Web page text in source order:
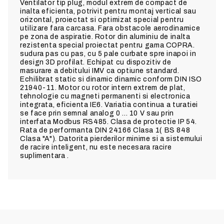
Ventilator tip plug, modul extrem de compact de
inalta eficienta, potrivit pentru montaj vertical sau
orizontal, proiectat si optimizat special pentru
utilizare fara carcasa. Fara obstacole aerodinamice
pe zona de aspiratie. Rotor din aluminiu de inalta
rezistenta special proiectat pentru gama COPRA.
sudura pas cu pas, cu 5 pale curbate spre inapoi in
design 3D profilat. Echipat cu dispozitiv de
masurare a debitului IMV ca optiune standard.
Echilibrat static si dinamic dinamic conform DIN ISO
21940-11. Motor cu rotor intern extrem de plat,
tehnologie cu magneti permanenti si electronica
integrata, eficienta IE6. Variatia continua a turatiei
se face prin semnal analog 0 ... 10 V sau prin
interfata Modbus RS485. Clasa de protectie IP 54.
Rata de performanta DIN 24166 Clasa 1( BS 848
Clasa "A"). Datorita pierderilor minime si a sistemului
de racire inteligent, nu este necesara racire
suplimentara .